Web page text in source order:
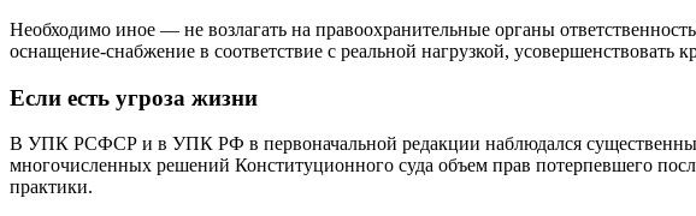
Необходимо иное — не возлагать на правоохранительные органы
оснащение-снабжение в соответствие с реальной нагрузкой, усовершенствовать
Если есть угроза жизни
В УПК РСФСР и в УПК РФ в первоначальной редакции наблюдался существенный
многочисленных решений Конституционного суда объем прав потерпевшего
практики.